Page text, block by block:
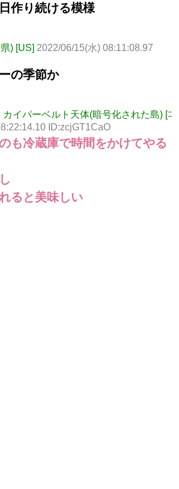
作り続ける模様
) [US] 2022/06/15(水) 08:11:08.97
の季節か
イパーベルト天体(暗号化された島) [ﾆ
ID:zcjGT1CaO
も冷蔵庫で時間をかけてやる
ると美味しい